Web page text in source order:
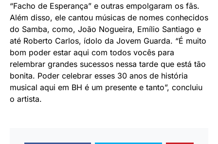
“Facho de Esperança” e outras empolgaram os fãs.
Além disso, ele cantou músicas de nomes conhecidos
do Samba, como, João Nogueira, Emílio Santiago e
até Roberto Carlos, ídolo da Jovem Guarda. “É muito
bom poder estar aqui com todos vocês para
relembrar grandes sucessos nessa tarde que está tão
bonita. Poder celebrar esses 30 anos de história
musical aqui em BH é um presente e tanto”, concluiu
o artista.